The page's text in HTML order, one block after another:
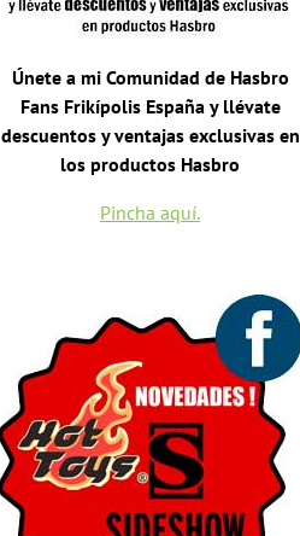
Únete a mi Comunidad de Hasbro
Fans Frikípolis España y llévate
descuentos y ventajas exclusivas en
los productos Hasbro
Pincha aquí.